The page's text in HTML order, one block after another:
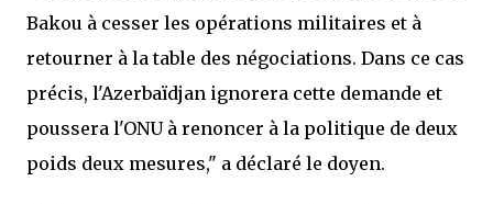
Bakou à cesser les opérations militaires et à
retourner à la table des négociations. Dans ce cas
précis, l'Azerbaïdjan ignorera cette demande et
poussera l'ONU à renoncer à la politique de deux
poids deux mesures," a déclaré le doyen.